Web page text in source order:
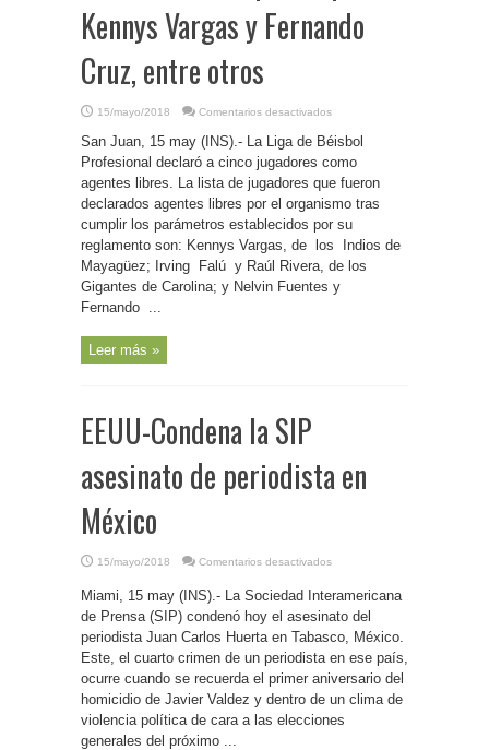
Kennys Vargas y Fernando
Cruz, entre otros
15/mayo/2018 Comentarios desactivados
Rico-
Béisbol/Libres
para
firmar
con
equipo
Vargas
y
Cruz,
otros
San Juan, 15 may (INS).- La Liga de Béisbol
Profesional declaró a cinco jugadores como
agentes libres. La lista de jugadores que fueron
declarados agentes libres por el organismo tras
cumplir los parámetros establecidos por su
reglamento son: Kennys Vargas, de los Indios de
Mayagüez; Irving Falú y Raúl Rivera, de los
Gigantes de Carolina; y Nelvin Fuentes y
Fernando ...
Leer más »
EEUU-Condena la SIP
asesinato de periodista en
México
15/mayo/2018 Comentarios desactivados
la
asesinato
de
periodista
en
Miami, 15 may (INS).- La Sociedad Interamericana
de Prensa (SIP) condenó hoy el asesinato del
periodista Juan Carlos Huerta en Tabasco, México.
Este, el cuarto crimen de un periodista en ese país,
ocurre cuando se recuerda el primer aniversario del
homicidio de Javier Valdez y dentro de un clima de
violencia política de cara a las elecciones
generales del próximo ...